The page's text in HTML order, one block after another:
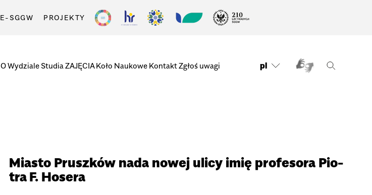
E-SGGW PROJEKTY
O Wydziale Studia ZAJĘCIAKoło Naukowe KontaktZgłoś uwagi pl
Mia­sto Prusz­ków nada nowej ulicy imię pro­fe­sora Pio­
tra F. Hosera